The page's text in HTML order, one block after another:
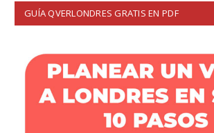
GUÍA QVERLONDRES GRATIS EN PDF